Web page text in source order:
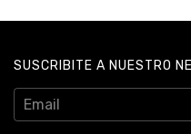
SUSCRIBITE A NUESTRO